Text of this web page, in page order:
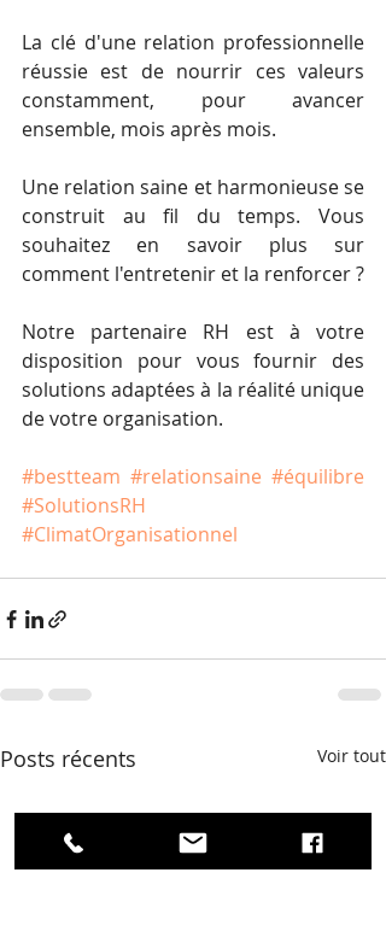
La clé d'une relation professionnelle
réussie est de nourrir ces valeurs
constamment, pour avancer
ensemble, mois après mois.
Une relation saine et harmonieuse se
construit au fil du temps. Vous
souhaitez en savoir plus sur
comment l'entretenir et la renforcer ?
Notre partenaire RH est à votre
disposition pour vous fournir des
solutions adaptées à la réalité unique
de votre organisation.
#bestteam #relationsaine #équilibre
#SolutionsRH
#ClimatOrganisationnel
Posts récents Voir tout